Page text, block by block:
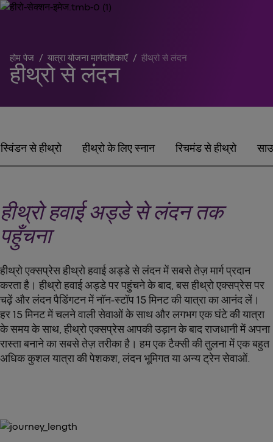
होम पेज / यात्रा योजना मार्गदर्शिकाएँ / हीथ्रो से लंदन
हीथ्रो से लंदन
स्विंडन से हीथ्रो हीथ्रो के लिए स्नान रिचमंड से हीथ्रो
हीथ्रो हवाई अड्डे से लंदन तक
पहुँचना
हीथ्रो एक्सप्रेस हीथ्रो हवाई अड्डे से लंदन में सबसे तेज़ मार्ग प्रदान
करता है। हीथ्रो हवाई अड्डे पर पहुंचने के बाद, बस हीथ्रो एक्सप्रेस पर
चढ़ें और लंदन पैडिंगटन में नॉन-स्टॉप 15 मिनट की यात्रा का आनंद लें।
हर 15 मिनट में चलने वाली सेवाओं के साथ और लगभग एक घंटे की यात्रा
के समय के साथ, हीथ्रो एक्सप्रेस आपकी उड़ान के बाद राजधानी में अपना
रास्ता बनाने का सबसे तेज़ तरीका है। हम एक टैक्सी की तुलना में एक बहुत
अधिक कुशल यात्रा की पेशकश, लंदन भूमिगत या अन्य ट्रेन सेवाओं.